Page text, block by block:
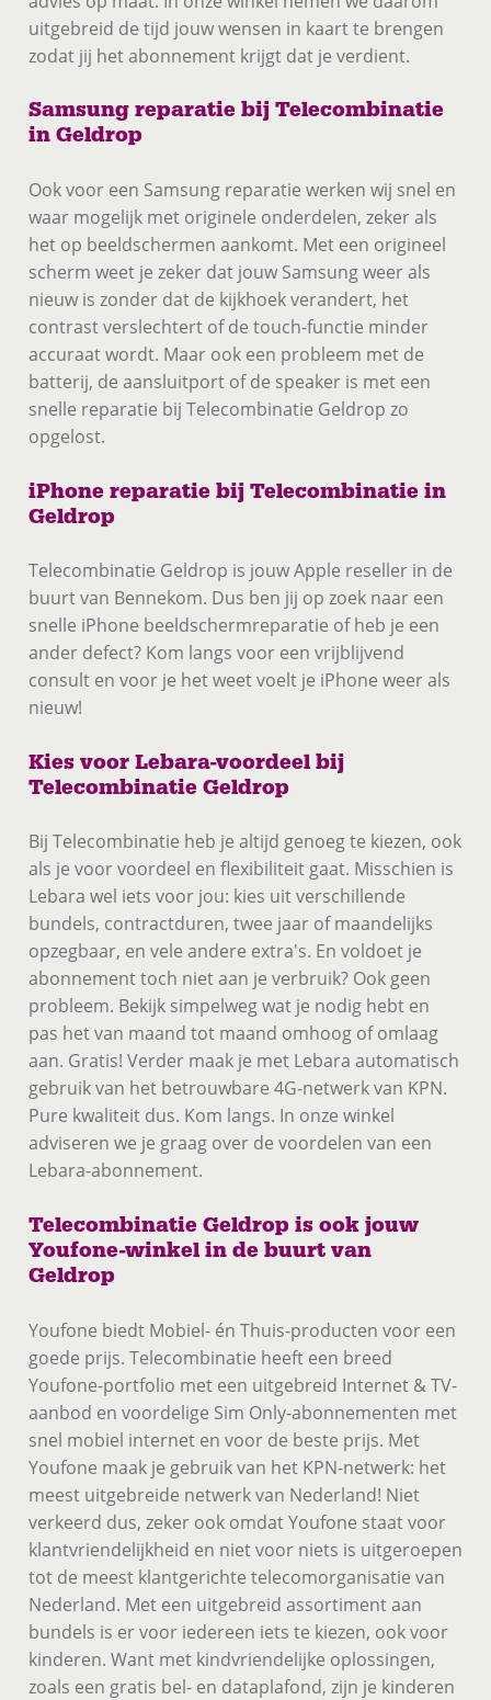
uitgebreid de tijd jouw wensen in kaart te brengen
zodat jij het abonnement krijgt dat je verdient.
Samsung reparatie bij Telecombinatie
in Geldrop
Ook voor een Samsung reparatie werken wij snel en
waar mogelijk met originele onderdelen, zeker als
het op beeldschermen aankomt. Met een origineel
scherm weet je zeker dat jouw Samsung weer als
nieuw is zonder dat de kijkhoek verandert, het
contrast verslechtert of de touch-functie minder
accuraat wordt. Maar ook een probleem met de
batterij, de aansluitport of de speaker is met een
snelle reparatie bij Telecombinatie Geldrop zo
opgelost.
iPhone reparatie bij Telecombinatie in
Geldrop
Telecombinatie Geldrop is jouw Apple reseller in de
buurt van Bennekom. Dus ben jij op zoek naar een
snelle iPhone beeldschermreparatie of heb je een
ander defect? Kom langs voor een vrijblijvend
consult en voor je het weet voelt je iPhone weer als
nieuw!
Kies voor Lebara-voordeel bij
Telecombinatie Geldrop
Bij Telecombinatie heb je altijd genoeg te kiezen, ook
als je voor voordeel en flexibiliteit gaat. Misschien is
Lebara wel iets voor jou: kies uit verschillende
bundels, contractduren, twee jaar of maandelijks
opzegbaar, en vele andere extra's. En voldoet je
abonnement toch niet aan je verbruik? Ook geen
probleem. Bekijk simpelweg wat je nodig hebt en
pas het van maand tot maand omhoog of omlaag
aan. Gratis! Verder maak je met Lebara automatisch
gebruik van het betrouwbare 4G-netwerk van KPN.
Pure kwaliteit dus. Kom langs. In onze winkel
adviseren we je graag over de voordelen van een
Lebara-abonnement.
Telecombinatie Geldrop is ook jouw
Youfone-winkel in de buurt van
Geldrop
Youfone biedt Mobiel- én Thuis-producten voor een
goede prijs. Telecombinatie heeft een breed
Youfone-portfolio met een uitgebreid Internet & TV-
aanbod en voordelige Sim Only-abonnementen met
snel mobiel internet en voor de beste prijs. Met
Youfone maak je gebruik van het KPN-netwerk: het
meest uitgebreide netwerk van Nederland! Niet
verkeerd dus, zeker ook omdat Youfone staat voor
klantvriendelijkheid en niet voor niets is uitgeroepen
tot de meest klantgerichte telecomorganisatie van
Nederland. Met een uitgebreid assortiment aan
bundels is er voor iedereen iets te kiezen, ook voor
kinderen. Want met kindvriendelijke oplossingen,
zoals een gratis bel- en dataplafond, zijn je kinderen